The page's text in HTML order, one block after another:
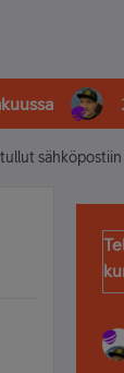
sähköpostiin